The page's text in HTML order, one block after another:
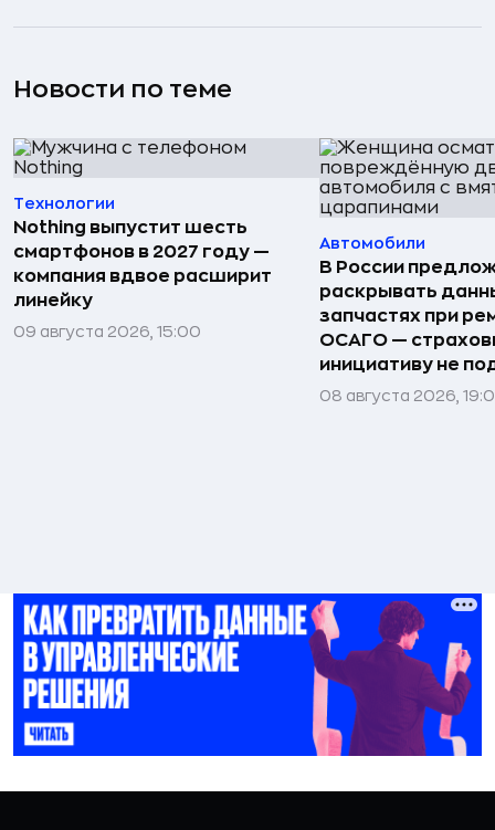
Новости по теме
Технологии
Nothing выпустит шесть
смартфонов в 2027 году —
компания вдвое расширит
линейку
09 августа 2026, 15:00
Автомобили
В России
раскрывать
запчастях при
ОСАГО —
инициативу не
08 августа 2026,